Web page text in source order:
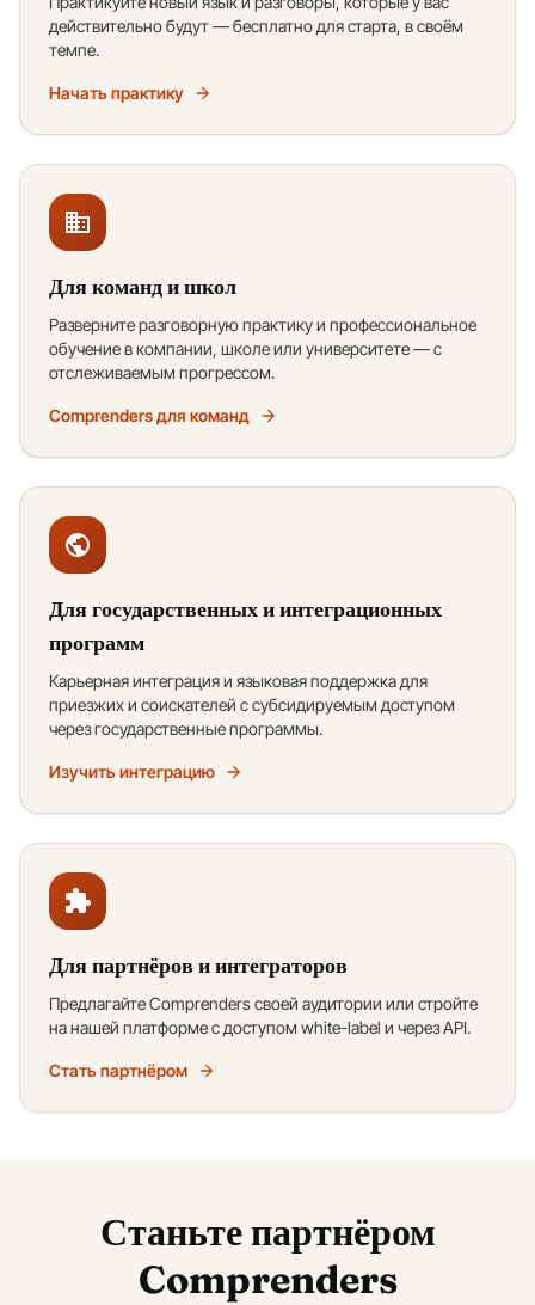
действительно будут — бесплатно для старта, в своём
темпе.
Начать практику
Для команд и школ
Разверните разговорную практику и профессиональное
обучение в компании, школе или университете — с
отслеживаемым прогрессом.
Comprenders для команд
Для государственных и интеграционных
программ
Карьерная интеграция и языковая поддержка для
приезжих и соискателей с субсидируемым доступом
через государственные программы.
Изучить интеграцию
Для партнёров и интеграторов
Предлагайте Comprenders своей аудитории или стройте
на нашей платформе с доступом white-label и через API.
Стать партнёром
Станьте партнёром
Comprenders